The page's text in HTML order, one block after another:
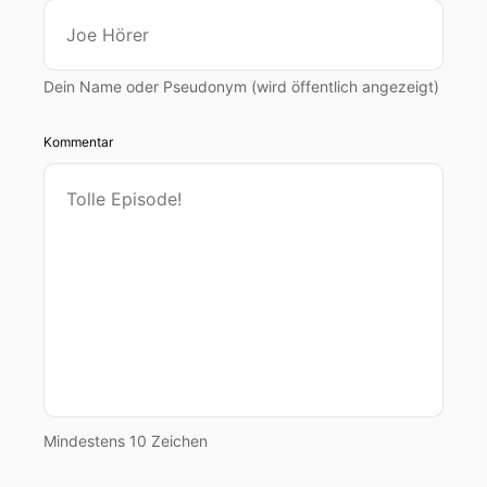
Dein Name oder Pseudonym (wird öffentlich angezeigt)
Kommentar
Mindestens 10 Zeichen